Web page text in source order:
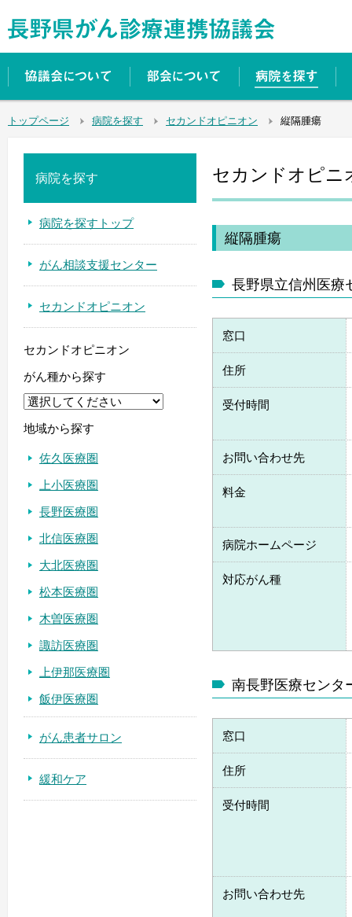
トップページ 病院を探す セカンドオピニオン 縦隔腫瘍
セカンドオピニ
縦隔腫瘍
長野県立信州医療
窓口
住所
受付時間
お問い合わせ先
料金
病院ホームページ
対応がん種
南長野医療センタ
窓口
住所
受付時間
お問い合わせ先
病院を探す
病院を探すトップ
がん相談支援センター
セカンドオピニオン
セカンドオピニオン
がん種から探す
地域から探す
佐久医療圏
上小医療圏
長野医療圏
北信医療圏
大北医療圏
松本医療圏
木曽医療圏
諏訪医療圏
上伊那医療圏
飯伊医療圏
がん患者サロン
緩和ケア